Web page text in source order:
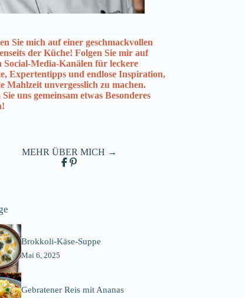
Sie mich auf einer geschmackvollen
der Küche! Folgen Sie mir auf
Social-Media-Kanälen für leckere
Expertentipps und endlose Inspiration,
Mahlzeit unvergesslich zu machen.
Sie uns gemeinsam etwas Besonderes
MEHR ÜBER MICH →
Brokkoli-Käse-Suppe
Mai 6, 2025
Gebratener Reis mit Ananas